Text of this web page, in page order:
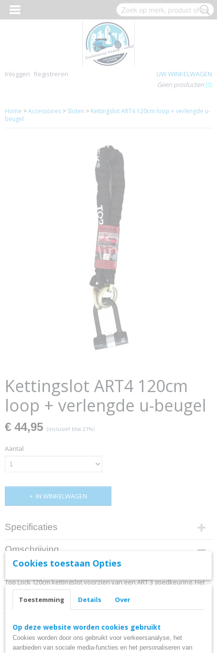
Inloggen Registreren
UW WINKELWAGEN
Geen producten (0)
Home >Accessoires > Sloten > Kettingslot ART4 120cm loop + verlengde u-
beugel
Kettingslot ART4 120cm
loop + verlengde u-beugel
€ 44,95 (inclusief btw 21%)
Aantal
IN WINKELWAGEN
Specificaties
Keurmerk
Type slot
Omschrijving
Kettingslot ART4 120cm loop + verlengde u-beugel
Top Lock 120cm kettingslot voorzien van een ART 3 goedkeuring. Het
slot is hierdoor met name geschikt voor de beveiliging van de scooter
en bromfiets, ook voor scooters met spaakwielen zoals onder andere:
AGM VX50 / AGM VX50S / BTC Riva 1 / IVA LUX / Vespa Sprint
Specificaties:
- Merk Top Lock
- Kwaliteit kettingslot met los hangslot
Cookies toestaan Opties
Toestemming Details Over
Op deze website worden cookies gebruikt
Cookies worden door ons gebruikt voor verkeersanalyse, het
aanbieden van sociale media-functies en het personaliseren van